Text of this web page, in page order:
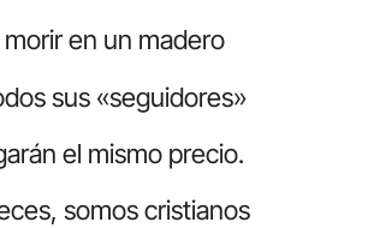
morir en un madero
sus «seguidores»
el mismo precio.
somos cristianos